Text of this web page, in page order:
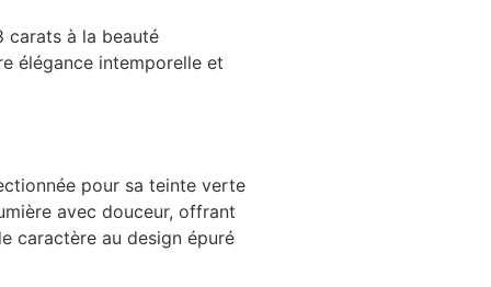
carats à la beauté
élégance intemporelle et
pour sa teinte verte
avec douceur, offrant
caractère au design épuré